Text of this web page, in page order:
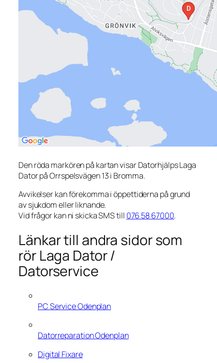
Den röda markören på kartan visar Datorhjälps Laga
Dator på Orrspelsvägen 13 i Bromma.
Avvikelser kan förekomma i öppettiderna på grund
av sjukdom eller liknande.
Vid frågor kan ni skicka SMS till 076 58 67000.
Länkar till andra sidor som
rör Laga Dator /
Datorservice
PC Service Odenplan
Datorreparation Odenplan
Digital Fixare